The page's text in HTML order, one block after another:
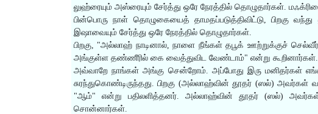
லுஹ்ரையும் அஸ்ரையும் சேர்த்து ஒரே நேரத்தில் தொழுதார்கள்.
பின்பொரு நாள் தொழுகையைத் தாமதப்படுத்திவிட்டு, பிறகு
இஷாவையும் சேர்த்து ஒரே நேரத்தில் தொழுதார்கள்.
பிறகு, "அல்லாஹ் நாடினால், நாளை நீங்கள் தபூக் ஊற்றுக்குச்
அங்குள்ள தண்ணீரில் கை வைத்துவிட வேண்டாம்" என்று கூறினார்கள்.
அவ்வாறே நாங்கள் அங்கு சென்றோம். அப்போது இரு மனிதர்கள்
சுரந்துகொண்டிருந்தது. பிறகு (அல்லாஹ்வின் தூதர் (ஸல்)
"ஆம்" என்று பதிலளித்தனர். அல்லாஹ்வின் தூதர் (ஸல்)
சொன்னார்கள்.